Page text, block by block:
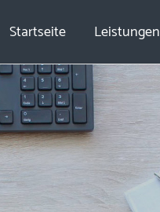
Startseite Leistungen